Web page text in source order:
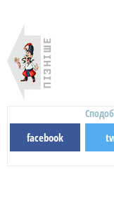
facebook